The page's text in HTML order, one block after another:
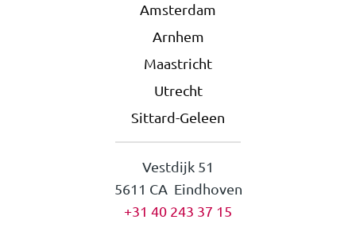
Amsterdam
Arnhem
Maastricht
Utrecht
Sittard-Geleen
Vestdijk 51
5611 CA Eindhoven
+31 40 243 37 15